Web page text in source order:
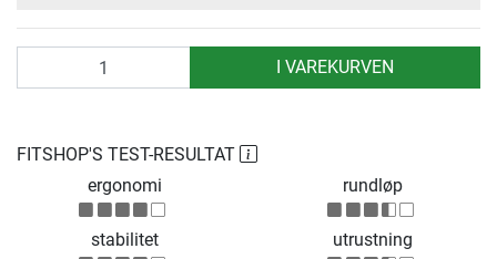
I VAREKURVEN
FITSHOP'S TEST-RESULTAT
ergonomi
rundløp
stabilitet utrustning